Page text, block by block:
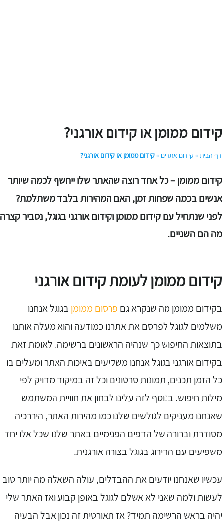
ממומן או קידום אורגני?
הבית»קידום אתרים»קידום ממומן או קידום אורגני?
ממומן – כל אחד רוצה שהאתר שלו ייחשף לכמה שיותר
בכמה שפחות זמן, האם המהירות בלבד משתלמת?
שנתחיל עם קידום ממומן וקידום אורגני בגוגל, נסביר קצרה
הם השניים.
ממומן לעומת קידום אורגני
ממומן מה שנקרא גם פרסום ממומןבגוגל אנחנו
לגוגל לפרסם את אתרנו כמודעה והוא מעלה אותנו
החיפוש כך שנהיה הראשונים ברשימה. לאומת זאת
אורגני בגוגל אנחנו משקיעים באיכות האתר ומעלים בו
הזמן תכנים, תמונות סרטונים וכל זה במיקוד מדויק לפי
חיפוש. בנוסף לזה עלינו לבחון את חוויית המשתמש
מעניקים לגולשים שלנו כמו מהירות האתר, היררכיה
וברורה של הדפים הפנימיים באתר שלנו שכל אלו יחד
עם הדירוג בגוגל בצורה אורגנית.
שאנחנו יודעים את ההבדלים, עולה השאלה מה יותר טוב
ולמה שאני לא אשלם לגוגל באופן קבוע ואז האתר שלי
בראש הרשימה תמיד? אז תאורטית זה נכון אבל הבעיה